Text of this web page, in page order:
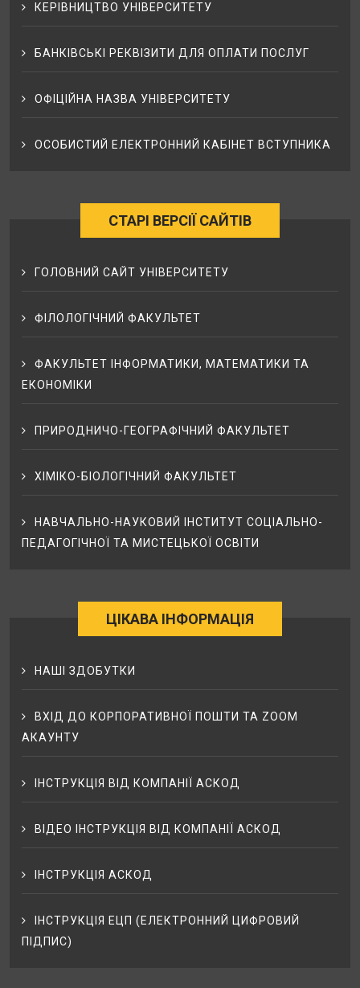
КЕРІВНИЦТВО УНІВЕРСИТЕТУ
БАНКІВСЬКІ РЕКВІЗИТИ ДЛЯ ОПЛАТИ ПОСЛУГ
ОФІЦІЙНА НАЗВА УНІВЕРСИТЕТУ
ОСОБИСТИЙ ЕЛЕКТРОННИЙ КАБІНЕТ ВСТУПНИКА
СТАРІ ВЕРСІЇ САЙТІВ
ГОЛОВНИЙ САЙТ УНІВЕРСИТЕТУ
ФІЛОЛОГІЧНИЙ ФАКУЛЬТЕТ
ФАКУЛЬТЕТ ІНФОРМАТИКИ, МАТЕМАТИКИ ТА
ЕКОНОМІКИ
ПРИРОДНИЧО-ГЕОГРАФІЧНИЙ ФАКУЛЬТЕТ
ХІМІКО-БІОЛОГІЧНИЙ ФАКУЛЬТЕТ
НАВЧАЛЬНО-НАУКОВИЙ ІНСТИТУТ СОЦІАЛЬНО-
ПЕДАГОГІЧНОЇ ТА МИСТЕЦЬКОЇ ОСВІТИ
ЦІКАВА ІНФОРМАЦІЯ
НАШІ ЗДОБУТКИ
ВХІД ДО КОРПОРАТИВНОЇ ПОШТИ ТА ZOOM
АКАУНТУ
ІНСТРУКЦІЯ ВІД КОМПАНІЇ АСКОД
ВІДЕО ІНСТРУКЦІЯ ВІД КОМПАНІЇ АСКОД
ІНСТРУКЦІЯ АСКОД
ІНСТРУКЦІЯ ЕЦП (ЕЛЕКТРОННИЙ ЦИФРОВИЙ
ПІДПИС)